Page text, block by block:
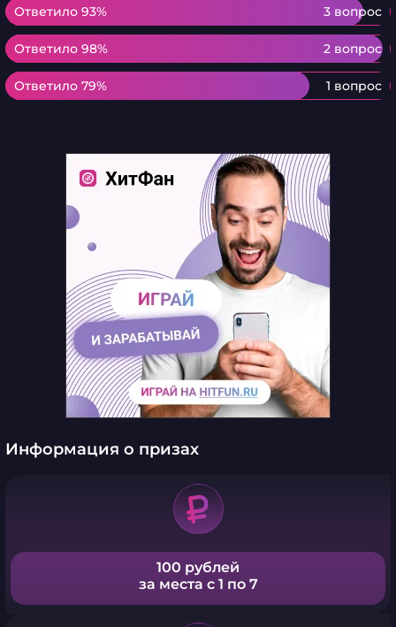
Ответило 93% 3 вопрос
Ответило 93%
Ответило 98% 2 вопрос
Ответило 98%
Ответило 79% 1 вопрос
Ответило 79%
Информация о призах
100 рублей
за места с 1 по 7